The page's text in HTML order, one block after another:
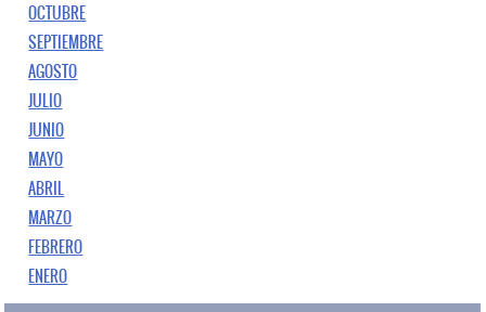
OCTUBRE
SEPTIEMBRE
AGOSTO
JULIO
JUNIO
MAYO
ABRIL
MARZO
FEBRERO
ENERO